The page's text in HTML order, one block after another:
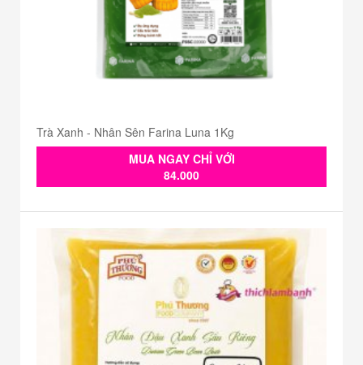
Trà Xanh - Nhân Sên Farina Luna 1Kg
MUA NGAY CHỈ VỚI
84.000